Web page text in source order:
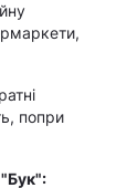
попри